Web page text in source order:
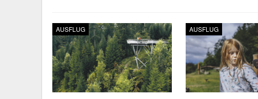
AUSFLUG AUSFLUG